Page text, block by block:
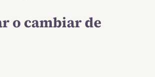
o cambiar de